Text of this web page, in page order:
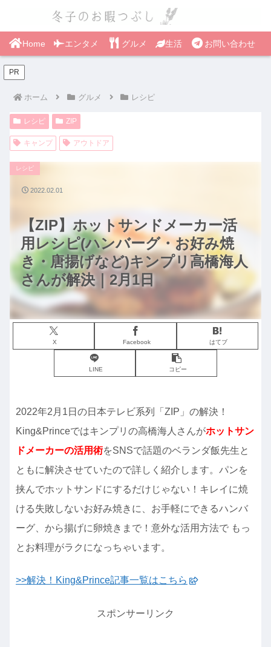
Home エンタメ グルメ 生活 お問い合わせ
PR
ホーム グルメ レシピ
レシピ ZIP
キャンプ アウトドア
【ZIP】ホットサンドメーカー活
用レシピ(ハンバーグ・お好み焼
き・唐揚げなど)キンプリ高橋海人
さんが解決｜2月1日
レシピ
X Facebook はてブ
LINE コピー
2022.02.01
2022年2月1日の日本テレビ系列「ZIP」の解決！
King&Princeではキンプリの高橋海人さんがホットサン
ドメーカーの活用術をSNSで話題のベランダ飯先生と
ともに解決させていたので詳しく紹介します。パンを
挟んでホットサンドにするだけじゃない！キレイに焼
ける失敗しないお好み焼きに、お手軽にできるハンバ
ーグ、から揚げに卵焼きまで！意外な活用方法で もっ
とお料理がラクになっちゃいます。
>>解決！King&Prince記事一覧はこちら
スポンサーリンク